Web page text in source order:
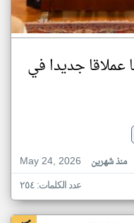
جديدا في
May 24, 2026
منذ شهرين
عدد الكلمات: ٢٥٤